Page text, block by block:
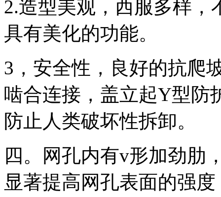
2.造型美观，西服多样
具有美化的功能。
3，安全性，良好的抗爬
啮合连接，盖立起Y型防
防止人类破坏性拆卸。
四。网孔内有v形加劲肋
显著提高网孔表面的强